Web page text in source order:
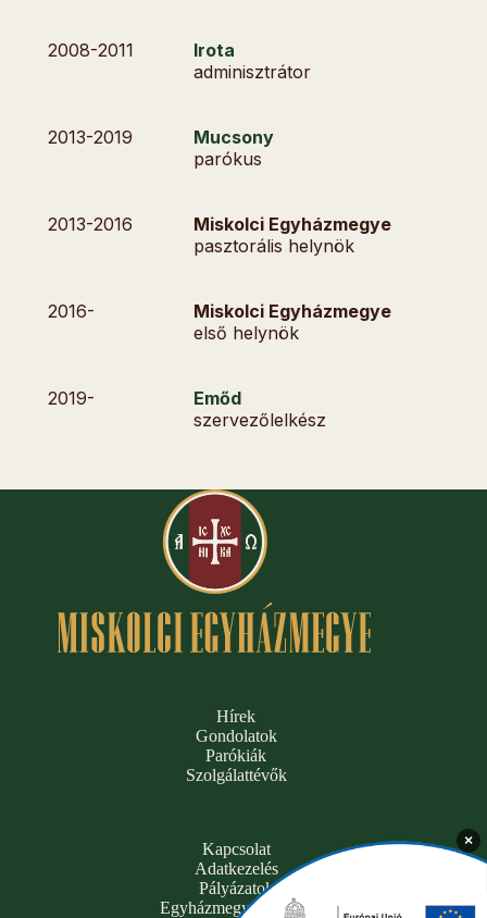
×
2008-2011
Irota
adminisztrátor
2013-2019
Mucsony
parókus
2013-2016
Miskolci Egyházmegye
pasztorális helynök
2016-
Miskolci Egyházmegye
első helynök
2019-
Emőd
szervezőlelkész
Hírek
Gondolatok
Parókiák
Szolgálattévők
Kapcsolat
Adatkezelés
Pályázatok
Egyházmegyei hivatal